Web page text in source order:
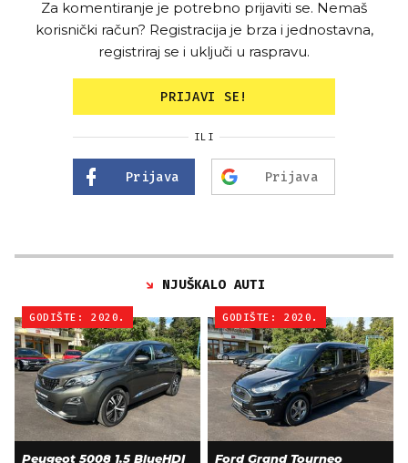
Za komentiranje je potrebno prijaviti se. Nemaš
korisnički račun? Registracija je brza i jednostavna,
registriraj se i uključi u raspravu.
PRIJAVI SE!
ILI
Prijava Prijava
NJUŠKALO AUTI
GODIŠTE: 2020.
Peugeot 5008 1.5 BlueHDI
GODIŠTE: 2020.
Ford Grand Tourneo